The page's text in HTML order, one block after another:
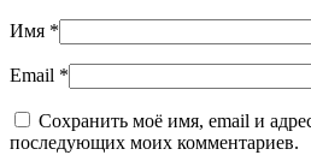
Имя *
Email *
Сохранить моё имя, email и
последующих моих комментариев.